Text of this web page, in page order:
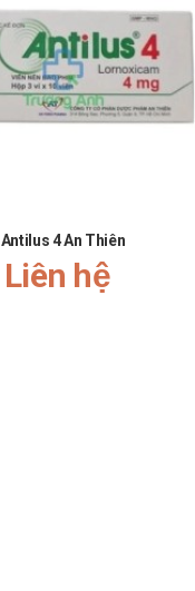
Antilus 4 An Thiên
Liên hệ